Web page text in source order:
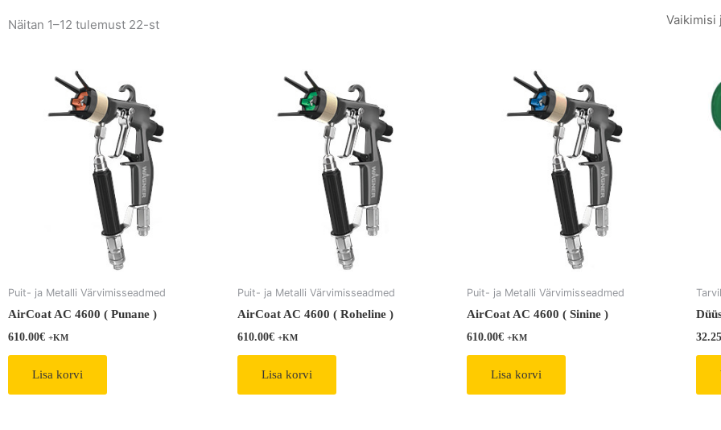
Näitan 1–12 tulemust 22-st
Puit- ja Metalli Värvimisseadmed
AirCoat AC 4600 ( Punane )
610.00€ +KM
Lisa korvi
Puit- ja Metalli Värvimisseadmed
AirCoat AC 4600 ( Roheline )
610.00€ +KM
Lisa korvi
Puit- ja Metalli Värvimisseadmed
AirCoat AC 4600 ( Sinine )
610.00€ +KM
Lisa korvi
32.25